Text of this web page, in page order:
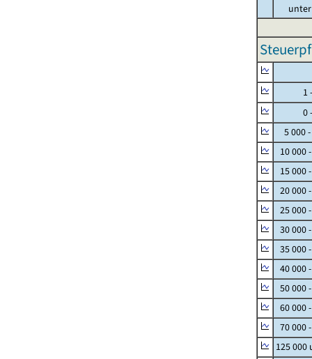
unter
1 -
0 -
5 000
10 000
15 000
20 000
25 000
30 000
35 000
40 000
50 000
60 000
70 000
125